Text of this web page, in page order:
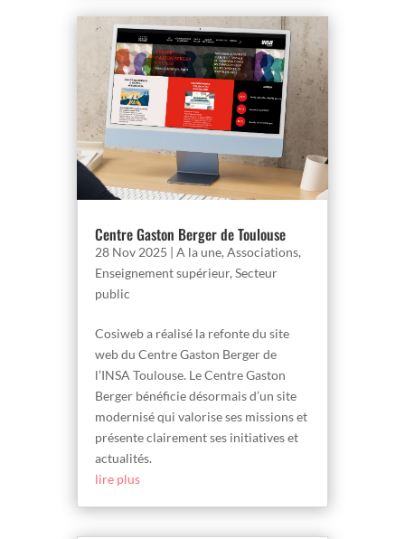
Centre Gaston Berger de Toulouse
28 Nov 2025 | A la une, Associations,
Enseignement supérieur, Secteur
public
Cosiweb a réalisé la refonte du site
web du Centre Gaston Berger de
l’INSA Toulouse. Le Centre Gaston
Berger bénéficie désormais d’un site
modernisé qui valorise ses missions et
présente clairement ses initiatives et
actualités.
lire plus